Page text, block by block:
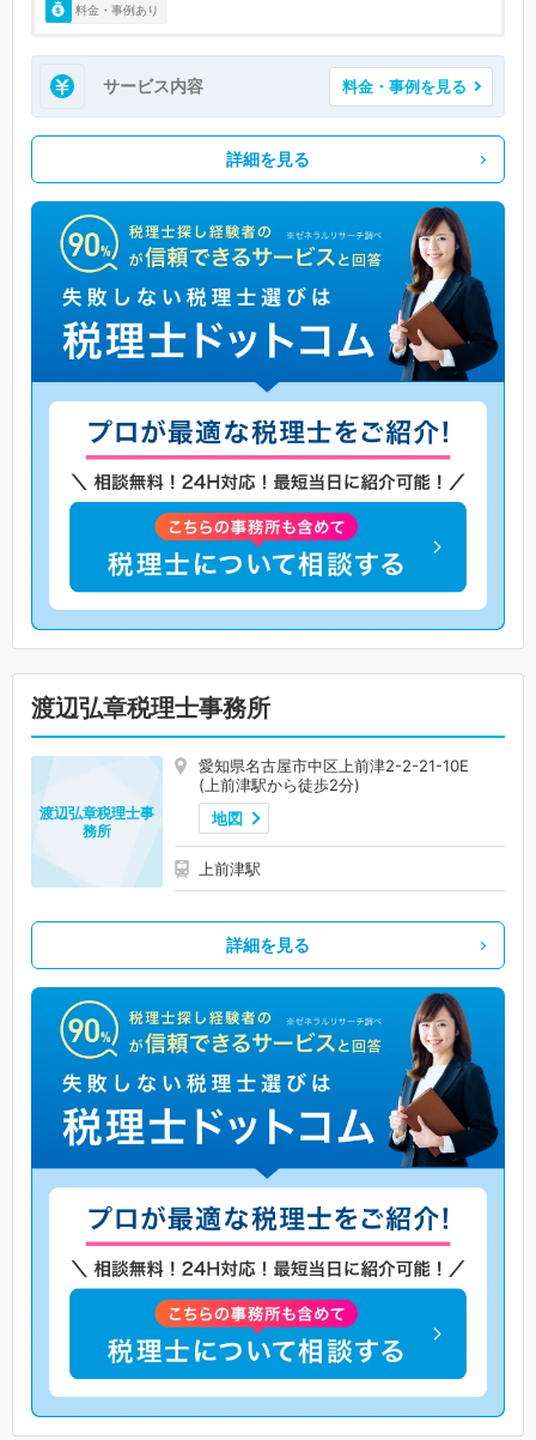
料金・事例あり
サービス内容 料金・事例を見る
詳細を見る
渡辺弘章税理士事務所
愛知県名古屋市中区上前津2-2-21-10E
(上前津駅から徒歩2分)
地図
上前津駅
渡辺弘章税理士事
務所
詳細を見る